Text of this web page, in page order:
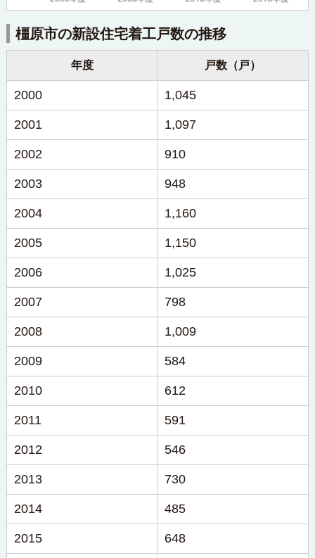
橿原市の新設住宅着工戸数の推移
年度 戸数（戸）
2000 1,045
2001 1,097
2002 910
2003 948
2004 1,160
2005 1,150
2006 1,025
2007 798
2008 1,009
2009 584
2010 612
2011 591
2012 546
2013 730
2014 485
2015 648